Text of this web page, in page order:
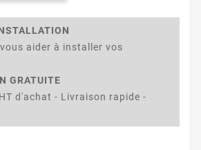
aider à installer vos
GRATUITE
d'achat - Livraison rapide -